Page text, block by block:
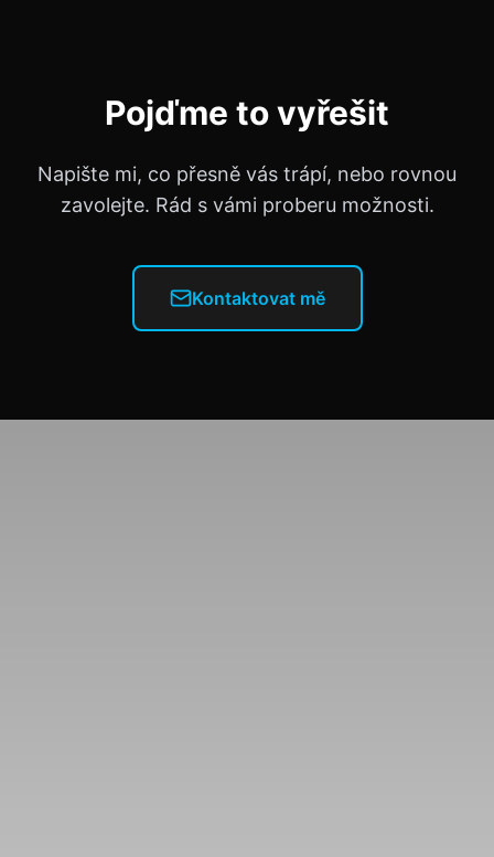
Pojďme to vyřešit
Napište mi, co přesně vás trápí, nebo rovnou
zavolejte. Rád s vámi proberu možnosti.
Kontaktovat mě